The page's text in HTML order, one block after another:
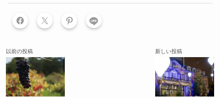
LINE
以前の投稿 新しい投稿